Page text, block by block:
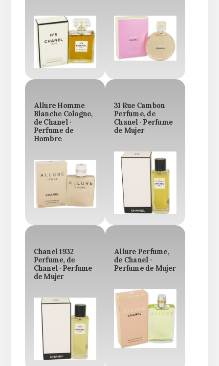
Allure Homme
Blanche Cologne,
de Chanel ·
Perfume de
Hombre
31 Rue Cambon
Perfume, de
Chanel · Perfume
de Mujer
Chanel 1932
Perfume, de
Chanel · Perfume
de Mujer
Allure Perfume,
de Chanel ·
Perfume de Mujer